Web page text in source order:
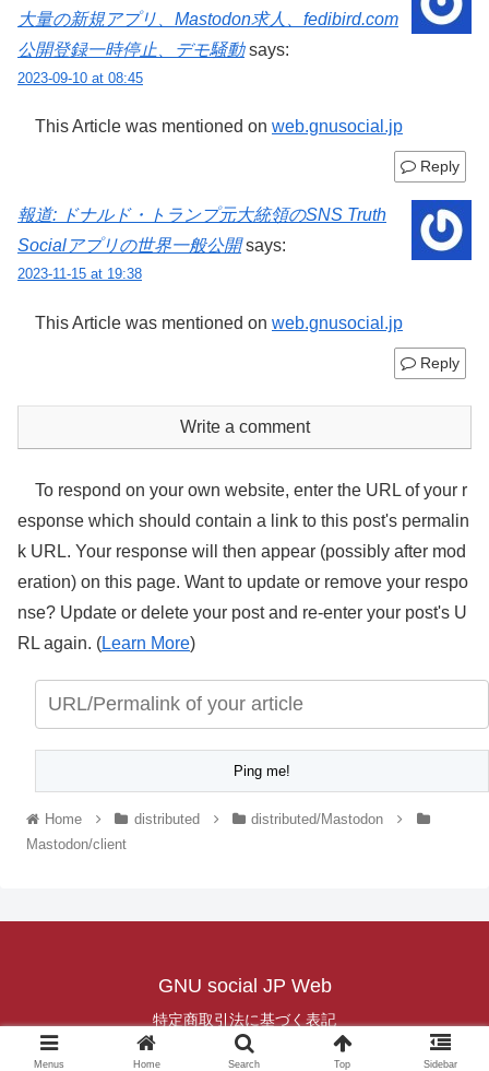
大量の新規アプリ、Mastodon求人、fedibird.com
公開登録一時停止、デモ騒動 says:
2023-09-10 at 08:45
This Article was mentioned on web.gnusocial.jp
Reply
報道: ドナルド・トランプ元大統領のSNS Truth
Socialアプリの世界一般公開 says:
2023-11-15 at 19:38
This Article was mentioned on web.gnusocial.jp
Reply
Write a comment
To respond on your own website, enter the URL of your r
esponse which should contain a link to this post's permalin
k URL. Your response will then appear (possibly after mod
eration) on this page. Want to update or remove your respo
nse? Update or delete your post and re-enter your post's U
RL again. (Learn More)
Home distributed
distributed/Mastodon
Mastodon/client
GNU social JP Web
特定商取引法に基づく表記
© 2022 GNU social JP Web.
Menus Home Search Top Sidebar